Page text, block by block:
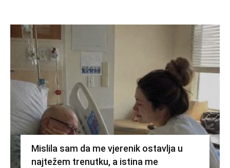
Mislila sam da me vjerenik ostavlja u
najtežem trenutku, a istina me